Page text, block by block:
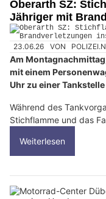
Oberarth SZ:
Jähriger mit
23.06.26 VON
Am
mit einem
Uhr zu einer
Während des
Stichflamme und das
Weiterlesen